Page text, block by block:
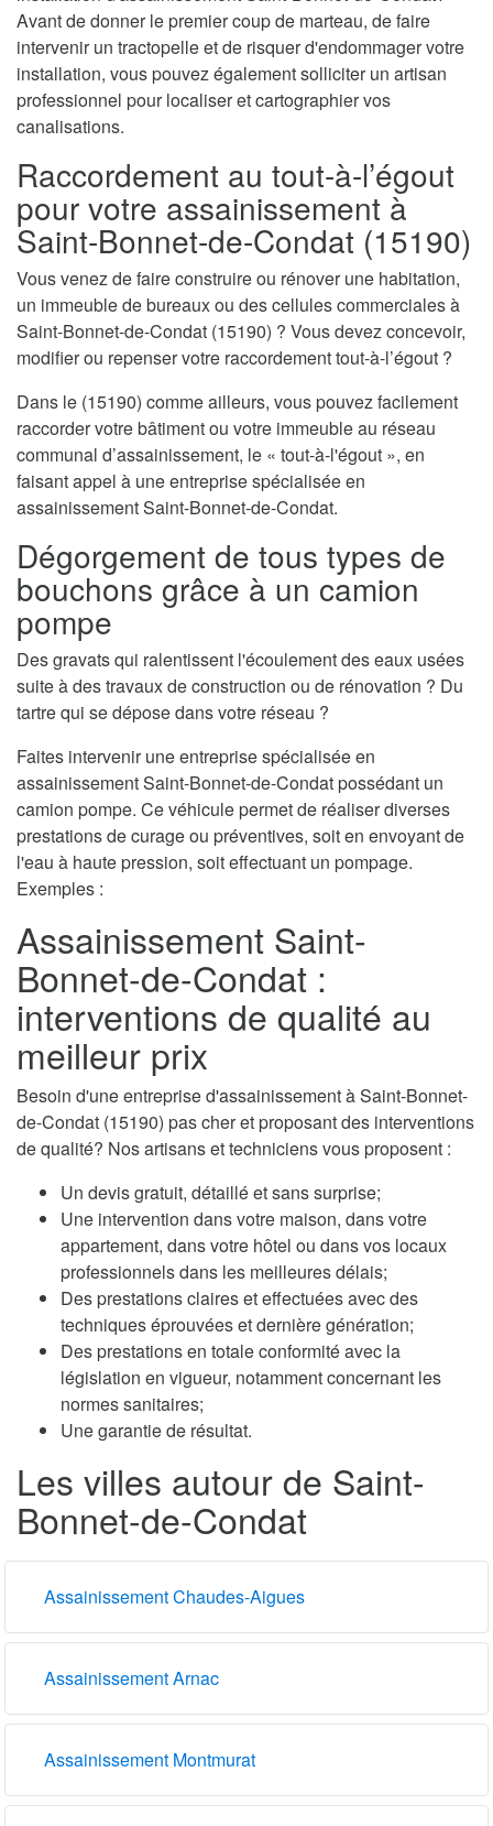
Avant de donner le premier coup de marteau, de faire
intervenir un tractopelle et de risquer d'endommager votre
installation, vous pouvez également solliciter un artisan
professionnel pour localiser et cartographier vos
canalisations.
Raccordement au tout-à-l’égout
pour votre assainissement à
Saint-Bonnet-de-Condat (15190)
Vous venez de faire construire ou rénover une habitation,
un immeuble de bureaux ou des cellules commerciales à
Saint-Bonnet-de-Condat (15190) ? Vous devez concevoir,
modifier ou repenser votre raccordement tout-à-l’égout ?
Dans le (15190) comme ailleurs, vous pouvez facilement
raccorder votre bâtiment ou votre immeuble au réseau
communal d’assainissement, le « tout-à-l'égout », en
faisant appel à une entreprise spécialisée en
assainissement Saint-Bonnet-de-Condat.
Dégorgement de tous types de
bouchons grâce à un camion
pompe
Des gravats qui ralentissent l'écoulement des eaux usées
suite à des travaux de construction ou de rénovation ? Du
tartre qui se dépose dans votre réseau ?
Faites intervenir une entreprise spécialisée en
assainissement Saint-Bonnet-de-Condat possédant un
camion pompe. Ce véhicule permet de réaliser diverses
prestations de curage ou préventives, soit en envoyant de
l'eau à haute pression, soit effectuant un pompage.
Exemples :
Assainissement Saint-
Bonnet-de-Condat :
interventions de qualité au
meilleur prix
Besoin d'une entreprise d'assainissement à Saint-Bonnet-
de-Condat (15190) pas cher et proposant des interventions
de qualité? Nos artisans et techniciens vous proposent :
Un devis gratuit, détaillé et sans surprise;
Une intervention dans votre maison, dans votre
appartement, dans votre hôtel ou dans vos locaux
professionnels dans les meilleures délais;
Des prestations claires et effectuées avec des
techniques éprouvées et dernière génération;
Des prestations en totale conformité avec la
législation en vigueur, notamment concernant les
normes sanitaires;
Une garantie de résultat.
Les villes autour de Saint-
Bonnet-de-Condat
Assainissement Chaudes-Aigues
Assainissement Arnac
Assainissement Montmurat